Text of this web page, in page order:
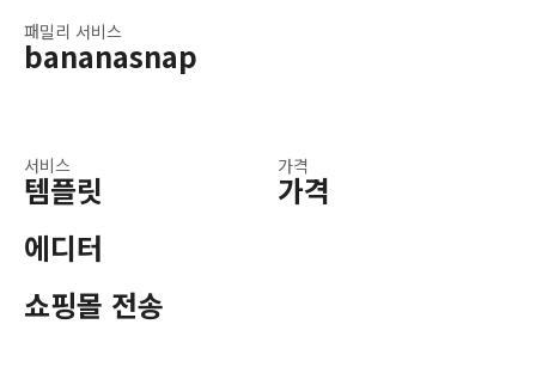
서비스
템플릿
에디터
쇼핑몰 전송
가격
가격
패밀리 서비스
bananasnap